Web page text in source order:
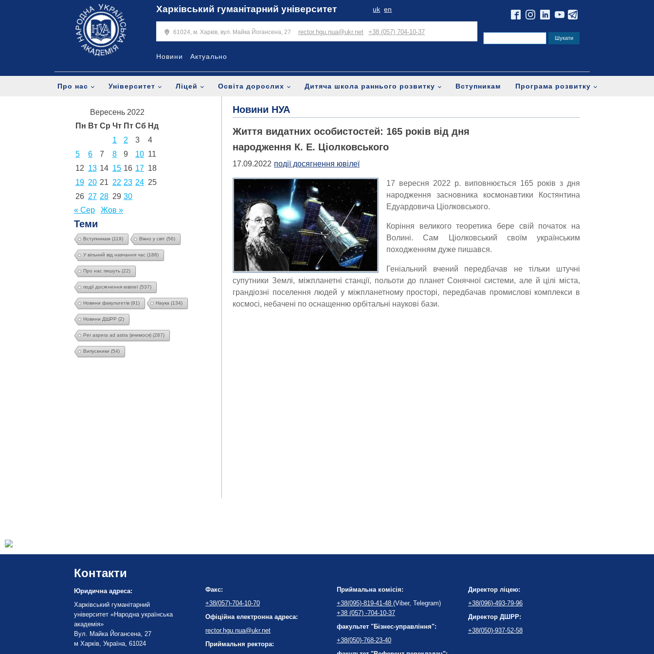
Харківський гуманітарний університет uk en
61024, м. Харків, вул. Майка Йогансена, 27 rector.hgu.nua@ukr.net +38 (057) 704-10-37
Новини Актуально
Про нас Університет Ліцей Освіта дорослих Дитяча школа раннього розвитку Вступникам Програма розвитку
Вересень 2022
Пн Вт Ср Чт Пт Сб Нд
1
2 3
4
5
6 7 8 9 10 11
12 13 14 15 16 17 18
19 20 21 22 23 24 25
26 27 28 29 30
« Сер
Жов »
Теми
Вступникам (119) Вікно у світ (56)
У вільний від навчання час (188)
Про нас пишуть (22)
події досягнення ювілеї (537)
Новини факультетів (91) Наука (134)
Новини ДШРР (2)
Per aspera ad astra (вчимося) (287)
Випускники (54)
Новини НУА
Життя видатних особистостей: 165 років від дня
народження К. Е. Ціолковського
17.09.2022 події досягнення ювілеї
17 вересня 2022 р. виповнюється 165 років з дня
народження засновника космонавтики Костянтина
Едуардовича Ціолковського.
Коріння великого теоретика бере свій початок на
Волині. Сам Ціолковський своїм українським
походженням дуже пишався.
Геніальний вчений передбачав не тільки штучні
супутники Землі, міжпланетні станції, польоти до планет Сонячної системи, але й цілі міста,
грандіозні поселення людей у міжпланетному просторі, передбачав промислові комплекси в
космосі, небачені по оснащенню орбітальні наукові бази.
Контакти
Юридична адреса:
Харківський гуманітарний
університет «Народна українська
академія»
Вул. Майка Йогансена, 27
м Харків, Україна, 61024
Факс:
+38(057)-704-10-70
Офіційна електронна адреса:
rector.hgu.nua@ukr.net
Приймальня ректора:
Приймальна комісія:
+38(095)-819-41-48 (Viber, Telegram)
+38 (057) -704-10-37
факультет "Бізнес-управління":
+38(050)-768-23-40
Директор ліцею:
+38(096)-493-79-96
Директор ДШРР:
+38(050)-937-52-58